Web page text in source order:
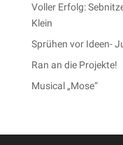
Voller Erfolg:
Klein
Sprühen vor Ideen-
Ran an die Projekte!
Musical „Mose“